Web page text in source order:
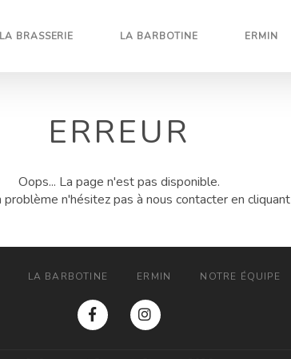
LA BRASSERIE LA BARBOTINE ERMIN
ERREUR
Oops... La page n'est pas disponible.
n'hésitez pas à nous contacter en cliquant
LA BARBOTINE ERMIN NOTRE ÉQUIPE